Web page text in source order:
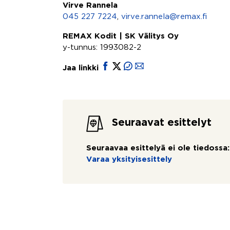
Virve Rannela
045 227 7224
virve.rannela@remax.fi
REMAX Kodit | SK Välitys Oy
y-tunnus: 1993082-2
Jaa linkki
Seuraavat esittelyt
Seuraavaa esittelyä ei ole tiedossa:
Varaa yksityisesittely